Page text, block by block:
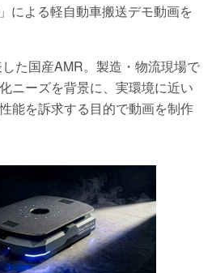
による軽自動車搬送デモ動画を
た国産AMR。製造・物流現場で
ニーズを背景に、実環境に近い
能を訴求する目的で動画を制作